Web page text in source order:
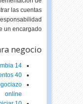
las cuentas
un encargado.
negocio:
14 Negocios rentables en Colombia
40 Buenas ideas para emprendimientos
online